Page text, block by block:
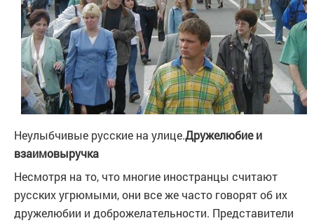
Неулыбчивые русские на улице.Дружелюбие и
взаимовыручка
Несмотря на то, что многие иностранцы считают
русских угрюмыми, они все же часто говорят об их
дружелюбии и доброжелательности. Представители